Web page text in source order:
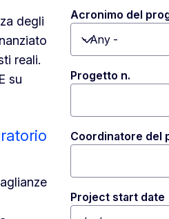
degli
reali.
su
Acronimo del
Toggle
Progetto n.
Coordinatore del
Project start date